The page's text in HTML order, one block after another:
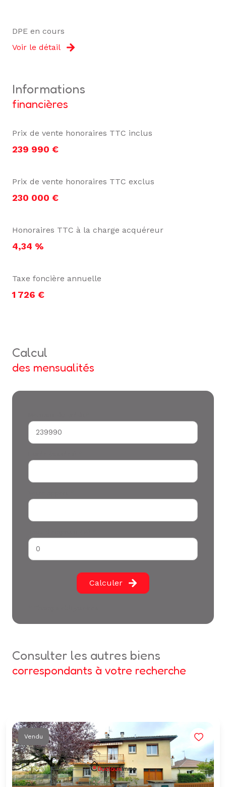
DPE en cours
Voir le détail
informations
financières
Prix de vente honoraires TTC inclus
239 990 €
Prix de vente honoraires TTC exclus
230 000 €
Honoraires TTC à la charge acquéreur
4,34 %
Taxe foncière annuelle
1 726 €
calcul
des mensualités
Calculer
consulter les autres biens
correspondants à votre recherche
Vendu